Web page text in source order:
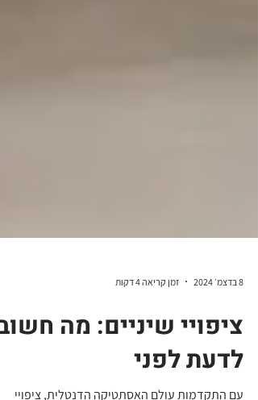
8 בדצמ׳ 2024 זמן קריאה 4 דקות
ציפויי שיניים: מה